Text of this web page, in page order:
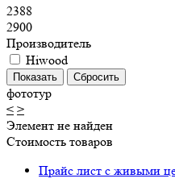
2388
2900
Производитель
Hiwood
фототур
< >
Элемент не найден
Стоимость товаров
Прайс лист с живыми